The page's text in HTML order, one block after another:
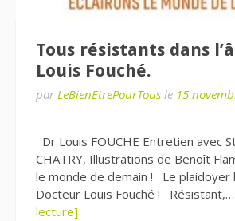
Tous résistants dans
Louis Fouché.
par LeBienEtrePourTous le 15
Dr Louis FOUCHE Entretien avec
CHATRY, Illustrations de Benoît
le monde de demain ! Le plaidoyer
Docteur Louis Fouché ! Résistant,…
lecture]